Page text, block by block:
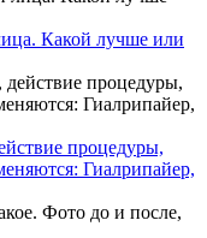
Какой лучше или
процедуры,
Гиалрипайер,